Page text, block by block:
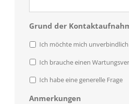
Grund der
Ich möchte mich
Ich brauche einen
Ich habe eine generelle Frage
Anmerkungen